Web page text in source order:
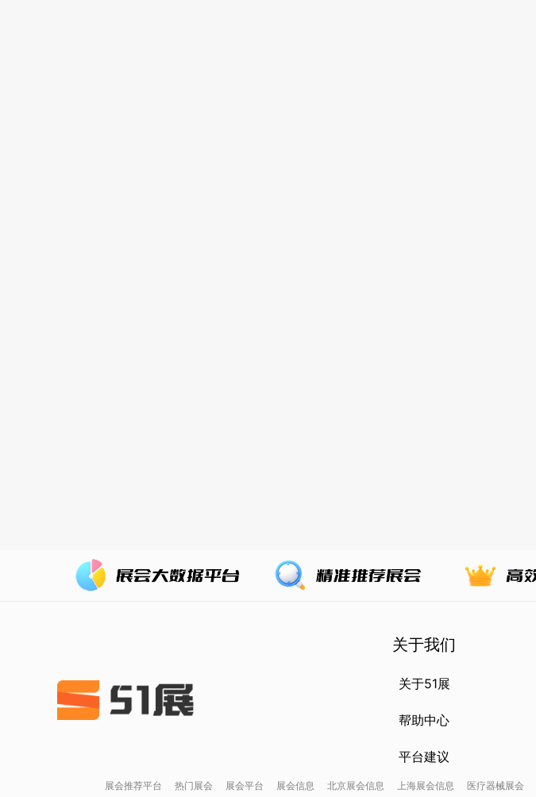
关于我们
关于51展
帮助中心
平台建议
展会推荐平台 热门展会 展会平台 展会信息 北京展会信息 上海展会信息 医疗器械展会